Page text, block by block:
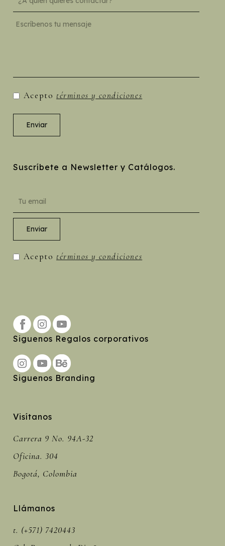
Acepto términos y condiciones
Suscríbete a Newsletter y Catálogos.
Acepto términos y condiciones
Siguenos Regalos corporativos
Siguenos Branding
Visítanos
Carrera 9 No. 94A-32
Oficina. 304
Bogotá, Colombia
Llámanos
t. (+571) 7420443